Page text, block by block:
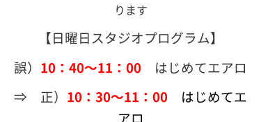
ります
【日曜日スタジオプログラム】
誤） 10：40～11：00 はじめてエアロ
⇒ 正） 10：30～11：00 はじめてエ
アロ